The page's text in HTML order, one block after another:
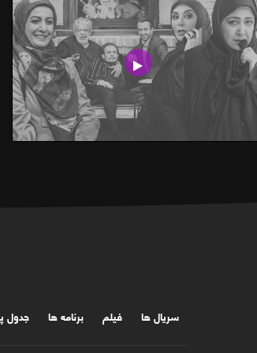
سریال ها فیلم برنامه ها جدول